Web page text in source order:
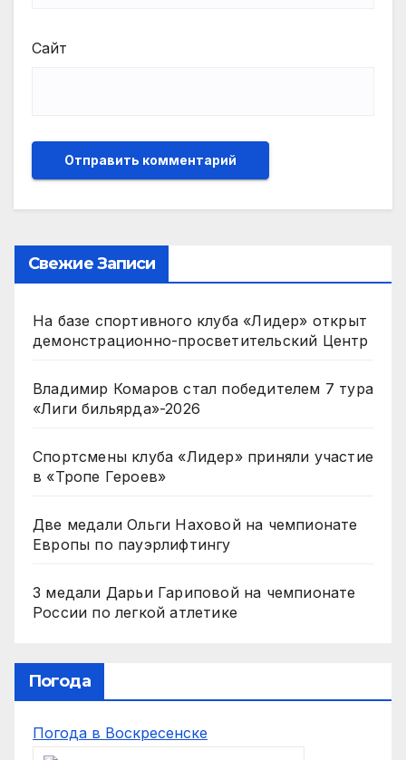
Сайт
Свежие Записи
На базе спортивного клуба «Лидер» открыт
демонстрационно-просветительский Центр
Владимир Комаров стал победителем 7 тура
«Лиги бильярда»-2026
Спортсмены клуба «Лидер» приняли участие
в «Тропе Героев»
Две медали Ольги Наховой на чемпионате
Европы по пауэрлифтингу
3 медали Дарьи Гариповой на чемпионате
России по легкой атлетике
Погода
Погода в Воскресенске